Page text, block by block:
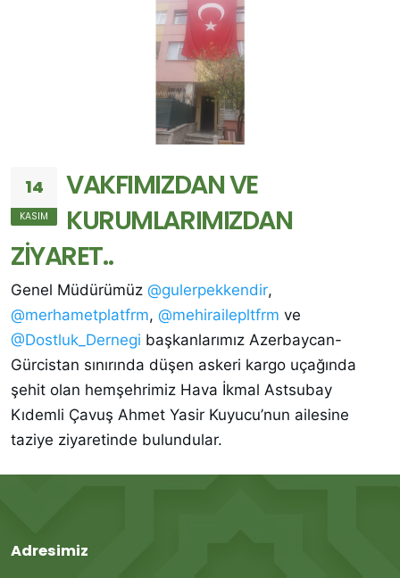
14
KASIM
VAKFIMIZDAN VE
KURUMLARIMIZDAN
ZİYARET..
Genel Müdürümüz @gulerpekkendir,
@merhametplatfrm, @mehirailepltfrm ve
@Dostluk_Dernegi başkanlarımız Azerbaycan-
Gürcistan sınırında düşen askeri kargo uçağında
şehit olan hemşehrimiz Hava İkmal Astsubay
Kıdemli Çavuş Ahmet Yasir Kuyucu’nun ailesine
taziye ziyaretinde bulundular.
Adresimiz